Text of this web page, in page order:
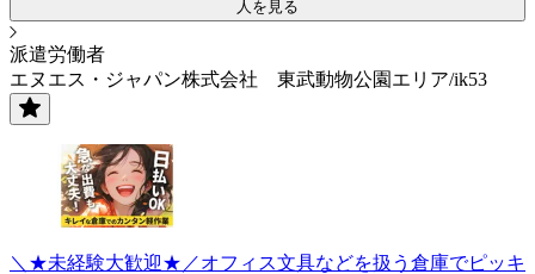
人を見る
派遣労働者
エヌエス・ジャパン株式会社 東武動物公園エリア/ik53
＼★未経験大歓迎★／オフィス文具などを扱う倉庫でピッキ